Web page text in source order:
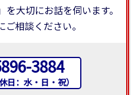
大切にお話を伺います。
相談ください。
3884
日：水・日・祝）